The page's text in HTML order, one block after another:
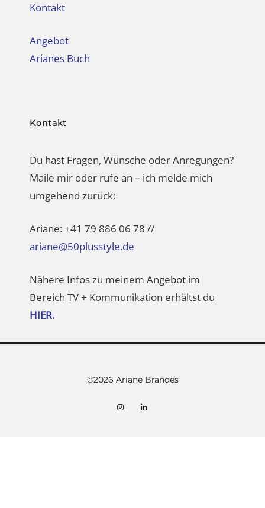
Maile mir oder rufe an – ich melde mich
Ariane: +41 79 886 06 78 //
ariane@50plusstyle.de
Nähere Infos zu meinem Angebot im
Bereich TV + Kommunikation erhältst du